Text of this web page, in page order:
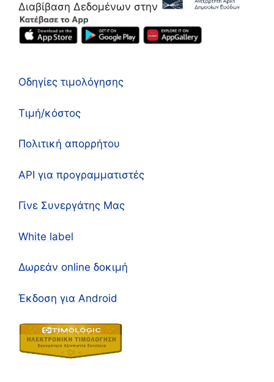
Διαβίβαση Δεδομένων στην
Οδηγίες τιμολόγησης
Τιμή/κόστος
Πολιτική απορρήτου
API για προγραμματιστές
Γίνε Συνεργάτης Μας
White label
Δωρεάν online δοκιμή
Έκδοση για Android